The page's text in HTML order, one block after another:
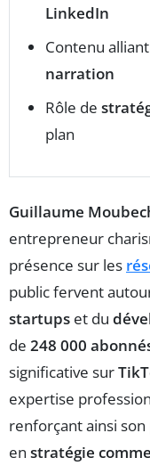
LinkedIn
Contenu alliant
narration
Rôle de
plan
Guillaume
entrepreneur
présence sur les
public fervent
startups et du
de 248 000
significative sur
expertise
renforçant ainsi
en stratégie